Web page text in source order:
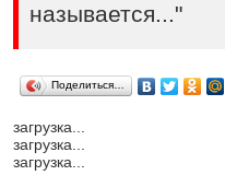
называется..."
Поделиться…
загрузка...
загрузка...
загрузка...